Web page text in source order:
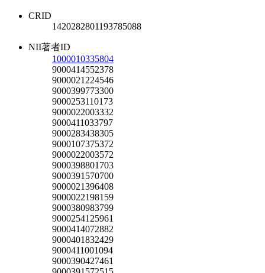
CRID
1420282801193785088
NII著者ID
1000010335804
9000414552378
9000021224546
9000399773300
9000253110173
9000022003332
9000411033797
9000283438305
9000107375372
9000022003572
9000398801703
9000391570700
9000021396408
9000022198159
9000380983799
9000254125961
9000414072882
9000401832429
9000411001094
9000390427461